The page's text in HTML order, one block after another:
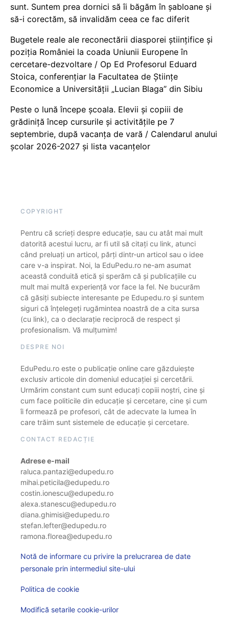
sunt. Suntem prea dornici să îi băgăm în șabloane și
să-i corectăm, să invalidăm ceea ce fac diferit
Bugetele reale ale reconectării diasporei științifice și
poziția României la coada Uniunii Europene în
cercetare-dezvoltare / Op Ed Profesorul Eduard
Stoica, conferențiar la Facultatea de Științe
Economice a Universității „Lucian Blaga” din Sibiu
Peste o lună începe școala. Elevii și copiii de
grădiniță încep cursurile și activitățile pe 7
septembrie, după vacanța de vară / Calendarul anului
școlar 2026-2027 și lista vacanțelor
COPYRIGHT
Pentru că scrieți despre educație, sau cu atât mai mult
datorită acestui lucru, ar fi util să citați cu link, atunci
când preluați un articol, părți dintr-un articol sau o idee
care v-a inspirat. Noi, la EduPedu.ro ne-am asumat
această conduită etică și sperăm că și publicațiile cu
mult mai multă experiență vor face la fel. Ne bucurăm
că găsiți subiecte interesante pe Edupedu.ro și suntem
siguri că înțelegeți rugămintea noastră de a cita sursa
(cu link), ca o declarație reciprocă de respect și
profesionalism. Vă mulțumim!
DESPRE NOI
EduPedu.ro este o publicație online care găzduiește
exclusiv articole din domeniul educației și cercetării.
Urmărim constant cum sunt educați copiii noștri, cine și
cum face politicile din educație și cercetare, cine și cum
îi formează pe profesori, cât de adecvate la lumea în
care trăim sunt sistemele de educație și cercetare.
CONTACT REDACȚIE
Adrese e-mail
raluca.pantazi@edupedu.ro
mihai.peticila@edupedu.ro
costin.ionescu@edupedu.ro
alexa.stanescu@edupedu.ro
diana.ghimisi@edupedu.ro
stefan.lefter@edupedu.ro
ramona.florea@edupedu.ro
Notă de informare cu privire la prelucrarea de date
personale prin intermediul site-ului
Politica de cookie
Modifică setarile cookie-urilor